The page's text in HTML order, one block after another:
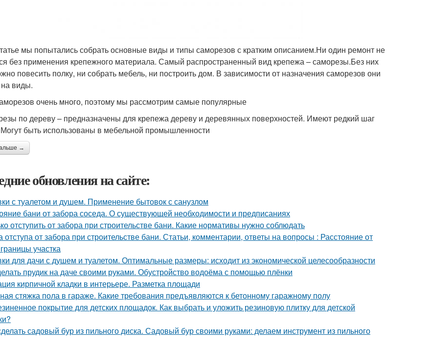
мы попытались собрать основные виды и типы саморезов с кратким описанием.Ни один ремонт не
без применения крепежного материала. Самый распространенный вид крепежа – саморезы.Без них
повесить полку, ни собрать мебель, ни построить дом. В зависимости от назначения саморезов они
виды.
очень много, поэтому мы рассмотрим самые популярные
по дереву – предназначены для крепежа дереву и деревянных поверхностей. Имеют редкий шаг
быть использованы в мебельной промышленности
→
обновления на сайте:
с туалетом и душем. Применение бытовок с санузлом
бани от забора соседа. О существующей необходимости и предписаниях
отступить от забора при строительстве бани. Какие нормативы нужно соблюдать
от забора при строительстве бани. Статьи, комментарии, ответы на вопросы : Расстояние от
участка
для дачи с душем и туалетом. Оптимальные размеры: исходит из экономической целесообразности
прудик на даче своими руками. Обустройство водоёма с помощью плёнки
кирпичной кладки в интерьере. Разметка площади
стяжка пола в гараже. Какие требования предъявляются к бетонному гаражному полу
покрытие для детских площадок. Как выбрать и уложить резиновую плитку для детской
садовый бур из пильного диска. Садовый бур своими руками: делаем инструмент из пильного